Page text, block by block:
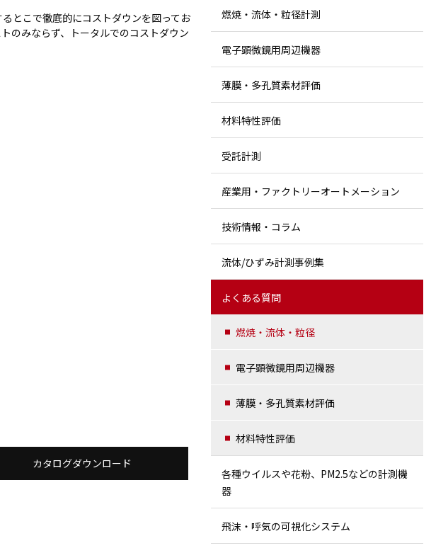
とこで徹底的にコストダウンを図ってお
のみならず、トータルでのコストダウン
カタログダウンロード
燃焼・流体・粒径計測
電子顕微鏡用周辺機器
薄膜・多孔質素材評価
材料特性評価
受託計測
産業用・ファクトリーオートメーション
技術情報・コラム
流体/ひずみ計測事例集
よくある質問
燃焼・流体・粒径
電子顕微鏡用周辺機器
薄膜・多孔質素材評価
材料特性評価
各種ウイルスや花粉、PM2.5などの計測機
器
飛沫・呼気の可視化システム